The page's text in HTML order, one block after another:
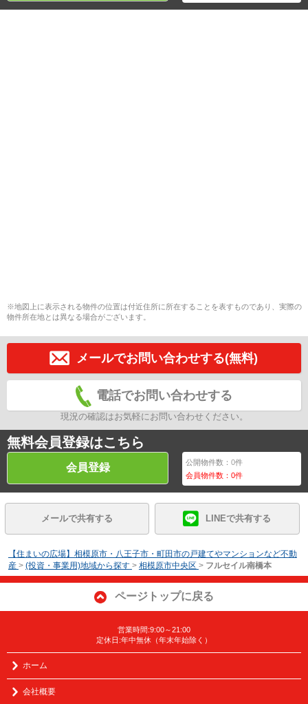
※地図上に表示される物件の位置は付近住所に所在することを表すものであり、実際の
物件所在地とは異なる場合がございます。
メールでお問い合わせする(無料)
電話でお問い合わせする
現況の確認はお気軽にお問い合わせください。
無料会員登録はこちら
会員登録 公開物件数：0件
会員物件数：0件
メールで共有する LINEで共有する
【住まいの広場】相模原市・八王子市・町田市の戸建てやマンションなど不動
産 > (投資・事業用)地域から探す > 相模原市中央区 > フルセイル南橋本
ページトップに戻る
営業時間:9:00～21:00
定休日:年中無休（年末年始除く）
ホーム
会社概要